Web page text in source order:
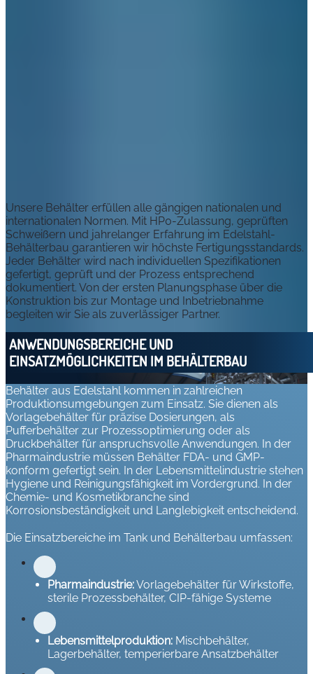
Unsere Behälter erfüllen alle gängigen nationalen und
internationalen Normen. Mit HP0-Zulassung, geprüften
Schweißern und jahrelanger Erfahrung im Edelstahl-
Behälterbau garantieren wir höchste Fertigungsstandards.
Jeder Behälter wird nach individuellen Spezifikationen
gefertigt, geprüft und der Prozess entsprechend
dokumentiert. Von der ersten Planungsphase über die
Konstruktion bis zur Montage und Inbetriebnahme
begleiten wir Sie als zuverlässiger Partner.
ANWENDUNGSBEREICHE UND
EINSATZMÖGLICHKEITEN IM BEHÄLTERBAU
Behälter aus Edelstahl kommen in zahlreichen
Produktionsumgebungen zum Einsatz. Sie dienen als
Vorlagebehälter für präzise Dosierungen, als
Pufferbehälter zur Prozessoptimierung oder als
Druckbehälter für anspruchsvolle Anwendungen. In der
Pharmaindustrie müssen Behälter FDA- und GMP-
konform gefertigt sein. In der Lebensmittelindustrie stehen
Hygiene und Reinigungsfähigkeit im Vordergrund. In der
Chemie- und Kosmetikbranche sind
Korrosionsbeständigkeit und Langlebigkeit entscheidend.
Die Einsatzbereiche im Tank und Behälterbau umfassen:
Pharmaindustrie:Vorlagebehälter für Wirkstoffe,
sterile Prozessbehälter, CIP-fähige Systeme
Lebensmittelproduktion: Mischbehälter,
Lagerbehälter, temperierbare Ansatzbehälter